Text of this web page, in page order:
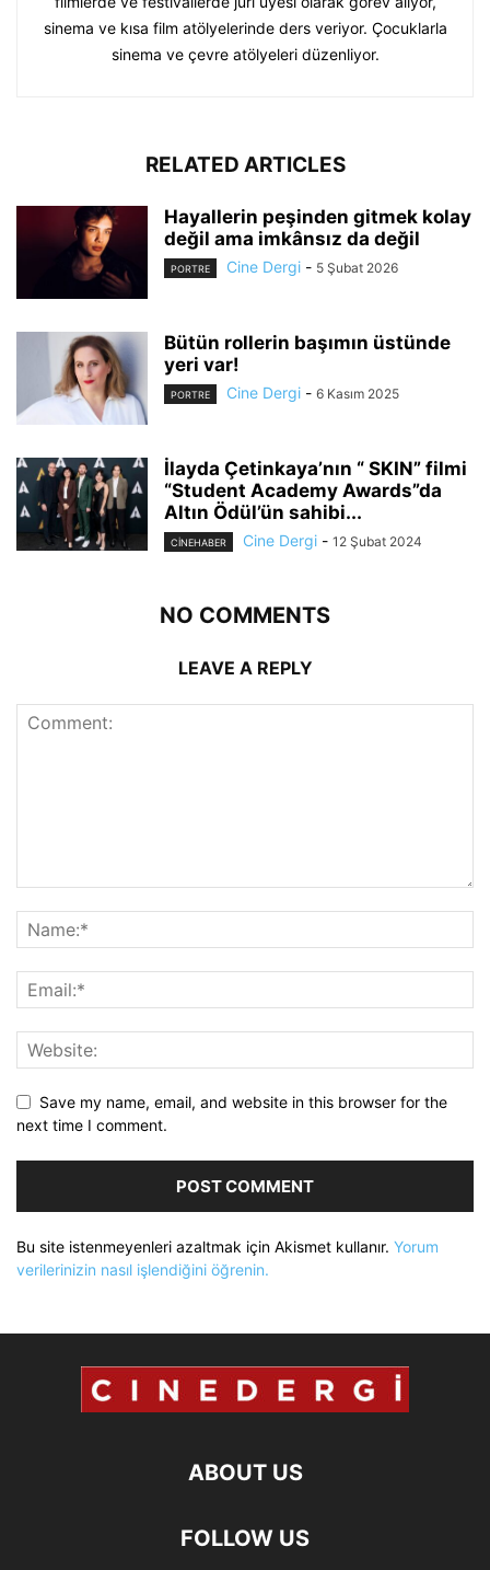
sinema ve kısa film atölyelerinde ders veriyor. Çocuklarla
sinema ve çevre atölyeleri düzenliyor.
RELATED ARTICLES
Hayallerin peşinden gitmek kolay
değil ama imkânsız da değil
PORTRE Cine Dergi - 5 Şubat 2026
Bütün rollerin başımın üstünde
yeri var!
PORTRE Cine Dergi - 6 Kasım 2025
İlayda Çetinkaya’nın “ SKIN” filmi
“Student Academy Awards”da
Altın Ödül’ün sahibi...
CINEHABER Cine Dergi - 12 Şubat 2024
NO COMMENTS
LEAVE A REPLY
Save my name, email, and website in this browser for the
next time I comment.
Bu site istenmeyenleri azaltmak için Akismet kullanır. Yorum
verilerinizin nasıl işlendiğini öğrenin.
ABOUT US
FOLLOW US